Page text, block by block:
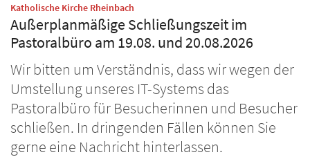
Katholische Kirche Rheinbach
Außerplanmäßige Schließungszeit im
Pastoralbüro am 19.08. und 20.08.2026
Wir bitten um Verständnis, dass wir wegen der
Umstellung unseres IT-Systems das
Pastoralbüro für Besucherinnen und Besucher
schließen. In dringenden Fällen können Sie
gerne eine Nachricht hinterlassen.